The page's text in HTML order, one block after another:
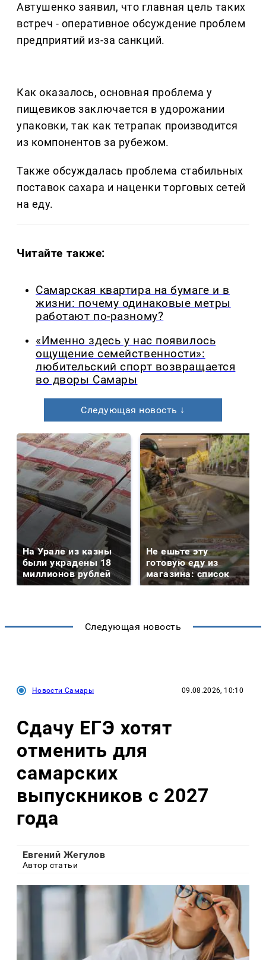
Автушенко заявил, что главная цель таких
встреч - оперативное обсуждение проблем
предприятий из-за санкций.
Как оказалось, основная проблема у
пищевиков заключается в удорожании
упаковки, так как тетрапак производится
из компонентов за рубежом.
Также обсуждалась проблема стабильных
поставок сахара и наценки торговых сетей
на еду.
Читайте также:
Самарская квартира на бумаге и в
жизни: почему одинаковые метры
работают по-разному?
«Именно здесь у нас появилось
ощущение семейственности»:
любительский спорт возвращается
во дворы Самары
Следующая новость ↓
На Урале из казны
были украдены 18
миллионов рублей
Не ешьте эту
готовую еду из
магазина: список
Следующая новость
Новости Самары 09.08.2026, 10:10
Сдачу ЕГЭ хотят
отменить для
самарских
выпускников с 2027
года
Евгений Жегулов
Автор статьи